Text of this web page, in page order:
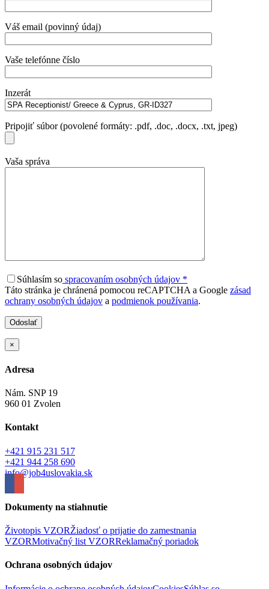
Váš email (povinný údaj)
Vaše telefónne číslo
Inzerát
Pripojiť súbor (povolené formáty: .pdf, .doc, .docx, .txt, jpeg)
Vaša správa
Súhlasím so spracovaním osobných údajov *
Táto stránka je chránená pomocou reCAPTCHA a Google zásad
ochrany osobných údajov a podmienok používania.
×
Adresa
Nám. SNP 19
960 01 Zvolen
Kontakt
+421 915 231 517
+421 944 258 690
info@job4uslovakia.sk
Dokumenty na stiahnutie
Životopis VZORŽiadosť o prijatie do zamestnania
VZORMotivačný list VZORReklamačný poriadok
Ochrana osobných údajov